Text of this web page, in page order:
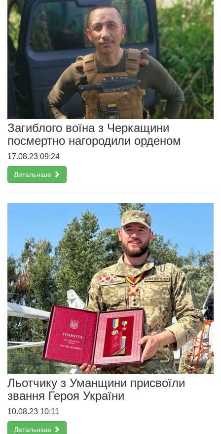
Загиблого воїна з Черкащини
посмертно нагородили орденом
17.08.23 09:24
Детальніше
Льотчику з Уманщини присвоїли
звання Героя України
10.08.23 10:11
Детальніше